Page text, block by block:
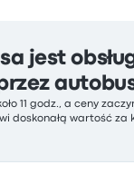
jest
11 godz., a ceny
doskonałą wartość za